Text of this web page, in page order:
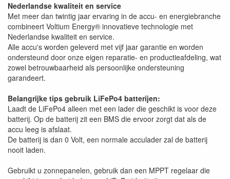
Nederlandse kwaliteit en service
Met meer dan twintig jaar ervaring in de accu- en energiebranche
combineert Voltium Energy® innovatieve technologie met
Nederlandse kwaliteit en service.
Alle accu's worden geleverd met vijf jaar garantie en worden
ondersteund door onze eigen reparatie- en productieafdeling, wat
zowel betrouwbaarheid als persoonlijke ondersteuning
garandeert.
Belangrijke tips gebruik LiFePo4 batterijen:
Laadt de LiFePo4 alleen met een lader die geschikt is voor deze
batterij. Op de batterij zit een BMS die ervoor zorgt dat als de
accu leeg is afslaat.
De batterij is dan 0 Volt, een normale acculader zal de batterij
nooit laden.
Gebruikt u zonnepanelen, gebruik dan een MPPT regelaar die